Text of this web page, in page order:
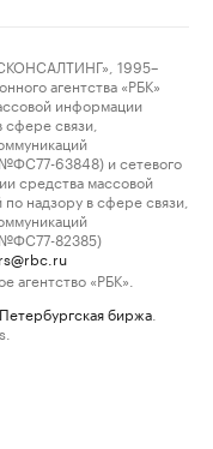
1995–
агентства «РБК»
информации
связи,
63848) и сетевого
средства массовой
надзору в сфере связи,
№ФС77-82385)
агентство «РБК».
биржа